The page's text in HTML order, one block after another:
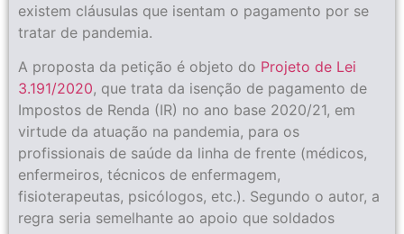
existem cláusulas que isentam o pagamento por se
tratar de pandemia.
A proposta da petição é objeto do Projeto de Lei
3.191/2020, que trata da isenção de pagamento de
Impostos de Renda (IR) no ano base 2020/21, em
virtude da atuação na pandemia, para os
profissionais de saúde da linha de frente (médicos,
enfermeiros, técnicos de enfermagem,
fisioterapeutas, psicólogos, etc.). Segundo o autor, a
regra seria semelhante ao apoio que soldados